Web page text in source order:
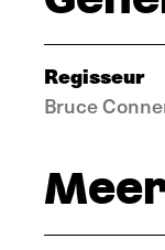
Regisseur
Bruce